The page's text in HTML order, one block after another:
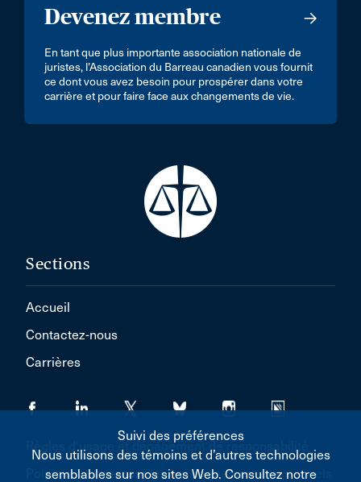
Devenez membre
En tant que plus importante association nationale de
juristes, l’Association du Barreau canadien vous fournit
ce dont vous avez besoin pour prospérer dans votre
carrière et pour faire face aux changements de vie.
Sections
Accueil
Contactez-nous
Carrières
Règles d'usage et dégagement de responsabilité
Politique concernant les renseignements personnels
Suivi des préférences
Nous utilisons des témoins et d’autres technologies
semblables sur nos sites Web. Consultez notre